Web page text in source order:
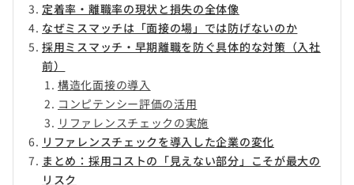
定着率・離職率の現状と損失の全体像
なぜミスマッチは「面接の場」では防げないのか
採用ミスマッチ・早期離職を防ぐ具体的な対策（入社
前）
構造化面接の導入
コンピテンシー評価の活用
リファレンスチェックの実施
リファレンスチェックを導入した企業の変化
まとめ：採用コストの「見えない部分」こそが最大の
リスク